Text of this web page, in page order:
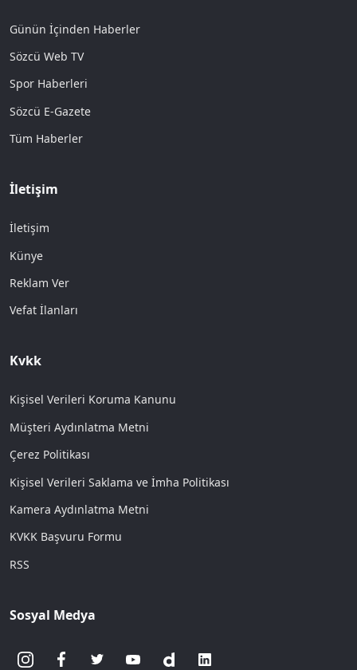
Günün İçinden Haberler
Sözcü Web TV
Spor Haberleri
Sözcü E-Gazete
Tüm Haberler
İletişim
İletişim
Künye
Reklam Ver
Vefat İlanları
Kvkk
Kişisel Verileri Koruma Kanunu
Müşteri Aydınlatma Metni
Çerez Politikası
Kişisel Verileri Saklama ve İmha Politikası
Kamera Aydınlatma Metni
KVKK Başvuru Formu
RSS
Sosyal Medya